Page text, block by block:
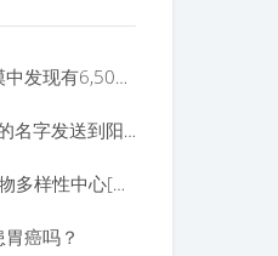
严密保护的秘密技术：内盖夫沙漠中发现有6,500年历史的铜制车间
通过NASA的帕克太阳能探测将您的名字发送到阳光下
太空中的地球：乌干达乔治湖–生物多样性中心[视频]
癌吗？